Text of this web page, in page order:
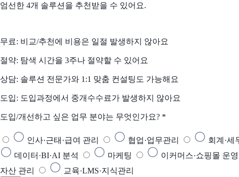
엄선한 4개 솔루션을 추천받을 수 있어요.
무료: 비교/추천에 비용은 일절 발생하지 않아요
절약: 탐색 시간을 3주나 절약할 수 있어요
상담: 솔루션 전문가와 1:1 맞춤 컨설팅도 가능해요
도입: 도입과정에서 중개수수료가 발생하지 않아요
도입/개선하고 싶은 업무 분야는 무엇인가요? *
인사·근태·급여 관리 협업·업무관리 회계·세
데이터·BI·AI 분석
마케팅 이커머스·쇼핑몰 운영
자산 관리
교육·LMS·지식관리